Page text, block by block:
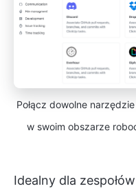
Połącz dowolne
w swoim obszarze
Idealny dla